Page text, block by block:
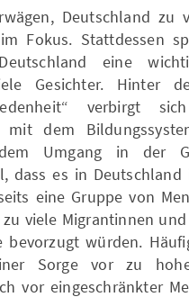
Deutschland zu
Fokus. Stattdessen
eine
Gesichter. Hinter
verbirgt
mit dem
dem Umgang in der
dass es in
eine Gruppe von
viele Migrantinnen
bevorzugt würden.
Sorge vor zu
vor eingeschränkter